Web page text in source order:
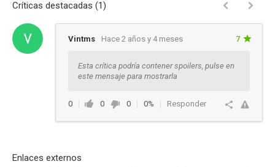
Críticas destacadas (1)
Vintms Hace 2 años y 4 meses 7
Esta crítica podría contener spoilers, pulse en
este mensaje para mostrarla
0 0 0 0% Responder
Enlaces externos